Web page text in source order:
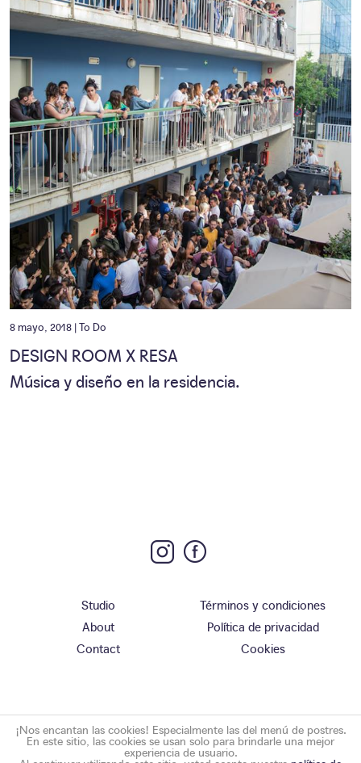
8 mayo, 2018 |To Do
DESIGN ROOM X RESA
Música y diseño en la residencia.
Studio
About
Contact
Términos y condiciones
Política de privacidad
Cookies
¡Nos encantan las cookies! Especialmente las del menú de postres.
En este sitio, las cookies se usan solo para brindarle una mejor
experiencia de usuario.